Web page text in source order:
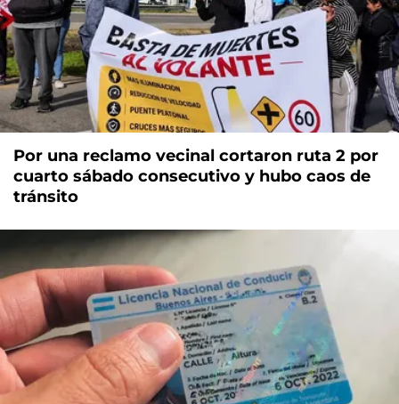
Por una reclamo vecinal cortaron ruta 2 por
cuarto sábado consecutivo y hubo caos de
tránsito